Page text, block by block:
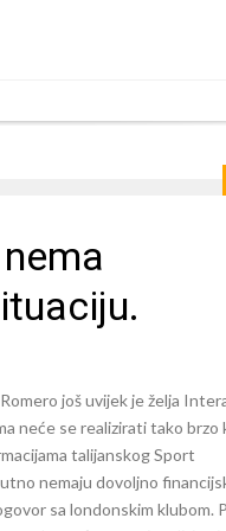
prati situaciju.
do sada, bolje je da ne
komentar na njegov račun
još uvijek je želja
neće se realizirati tako brzo
talijanskog Sport
nemaju dovoljno
sa londonskim klubom.